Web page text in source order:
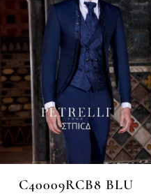
C40009RCB8 BLU